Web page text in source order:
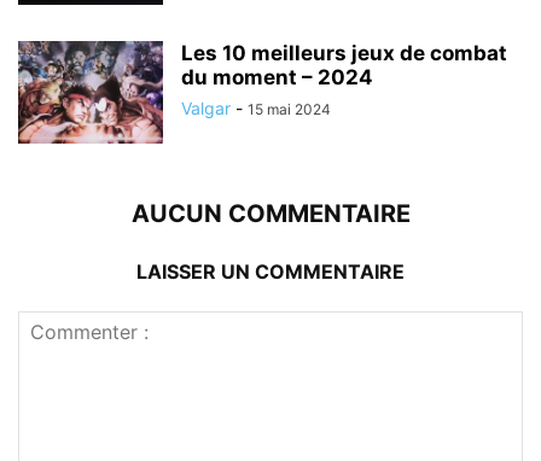
Les 10 meilleurs jeux de combat
du moment – 2024
Valgar - 15 mai 2024
AUCUN COMMENTAIRE
LAISSER UN COMMENTAIRE